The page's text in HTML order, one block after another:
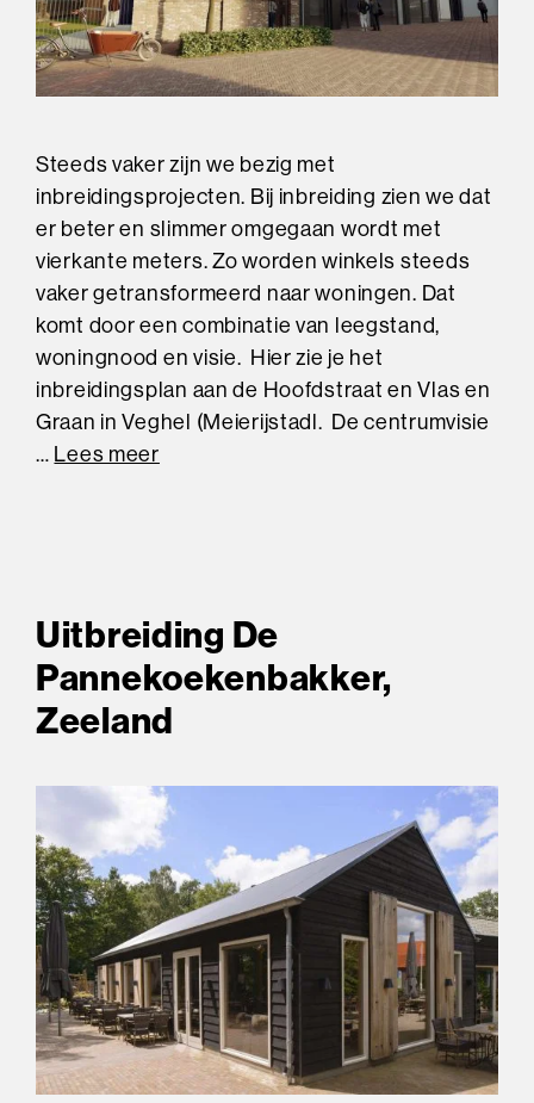
Steeds vaker zijn we bezig met
inbreidingsprojecten. Bij inbreiding zien we dat
er beter en slimmer omgegaan wordt met
vierkante meters. Zo worden winkels steeds
vaker getransformeerd naar woningen. Dat
komt door een combinatie van leegstand,
woningnood en visie. Hier zie je het
inbreidingsplan aan de Hoofdstraat en Vlas en
Graan in Veghel (Meierijstadl. De centrumvisie
… Lees meer
Uitbreiding De
Pannekoekenbakker,
Zeeland